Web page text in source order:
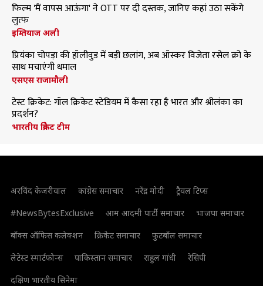
फिल्म 'मैं वापस आऊंगा' ने OTT पर दी दस्तक, जानिए कहां उठा सकेंगे
लुत्फ
इम्तियाज अली
प्रियंका चोपड़ा की हॉलीवुड में बड़ी छलांग, अब ऑस्कर विजेता रसेल क्रो के
साथ मचाएंगी धमाल
एसएस राजामौली
टेस्ट क्रिकेट: गॉल क्रिकेट स्टेडियम में कैसा रहा है भारत और श्रीलंका का
प्रदर्शन?
भारतीय क्रिकेट टीम
अरविंद केजरीवाल कांग्रेस समाचार नरेंद्र मोदी
ट्रैवल टिप्स
#NewsBytesExclusive
आम आदमी पार्टी समाचार
भाजपा समाचार
बॉक्स ऑफिस कलेक्शन
क्रिकेट समाचार
फुटबॉल समाचार
लेटेस्ट स्मार्टफोन्स
पाकिस्तान समाचार राहुल गांधी
रेसिपी
दक्षिण भारतीय सिनेमा